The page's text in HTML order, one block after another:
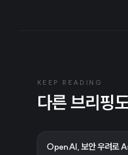
KEEP READING
다른 브리핑
OpenAI, 보안 우려로